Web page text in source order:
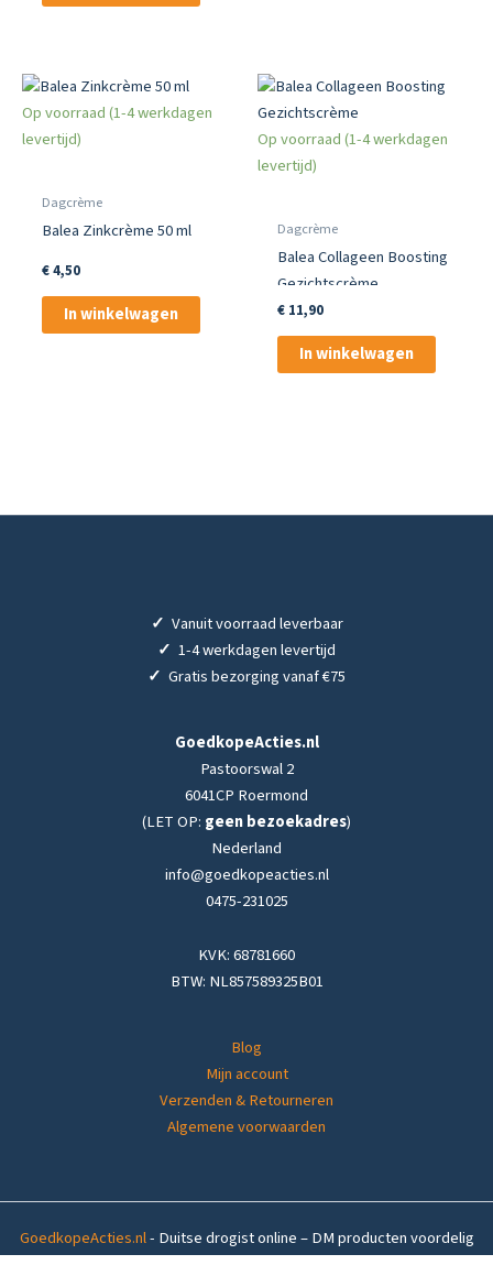
Op voorraad (1-4 werkdagen
levertijd)
Dagcrème
Balea Zinkcrème 50 ml
€4,50
In winkelwagen
Op voorraad (1-4 werkdagen
levertijd)
Dagcrème
Balea Collageen Boosting
Gezichtscrème
€11,90
In winkelwagen
✓ Vanuit voorraad leverbaar
✓ 1-4 werkdagen levertijd
✓ Gratis bezorging vanaf €75
GoedkopeActies.nl
Pastoorswal 2
6041CP Roermond
(LET OP: geen bezoekadres)
Nederland
info@goedkopeacties.nl
0475-231025
KVK: 68781660
BTW: NL857589325B01
Blog
Mijn account
Verzenden & Retourneren
Algemene voorwaarden
GoedkopeActies.nl- Duitse drogist online – DM producten voordelig